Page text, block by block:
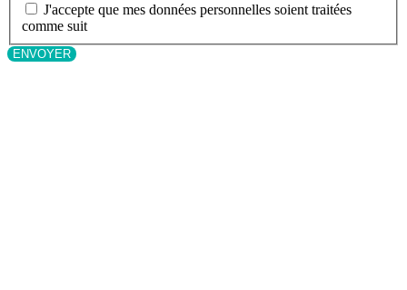
J'accepte que mes données personnelles soient traitées
comme suit